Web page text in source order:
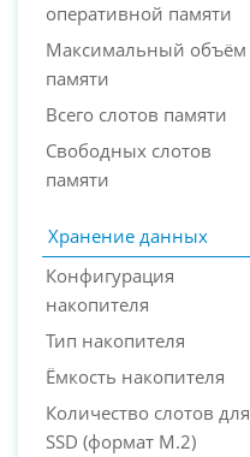
оперативной памяти
Максимальный объём
памяти
Всего слотов памяти
Свободных слотов
памяти
Хранение данных
Конфигурация
накопителя
Тип накопителя
Ёмкость накопителя
Количество слотов для
SSD (формат M.2)